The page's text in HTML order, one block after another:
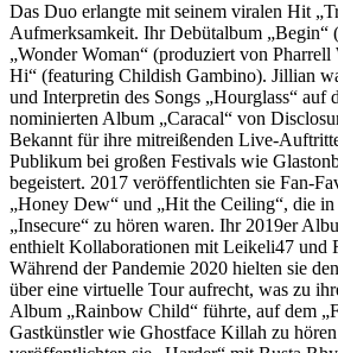
Das Duo erlangte mit seinem viralen Hit
Aufmerksamkeit. Ihr Debütalbum „Begin“
„Wonder Woman“ (produziert von
Hi“ (featuring Childish Gambino). Jillian
und Interpretin des Songs „Hourglass“ auf
nominierten Album „Caracal“ von
Bekannt für ihre mitreißenden Live-
Publikum bei großen Festivals wie
begeistert. 2017 veröffentlichten sie Fan-
„Honey Dew“ und „Hit the Ceiling“, die
„Insecure“ zu hören waren. Ihr 2019er
enthielt Kollaborationen mit Leikeli47 und
Während der Pandemie 2020 hielten sie
über eine virtuelle Tour aufrecht, was zu
Album „Rainbow Child“ führte, auf dem
Gastkünstler wie Ghostface Killah zu